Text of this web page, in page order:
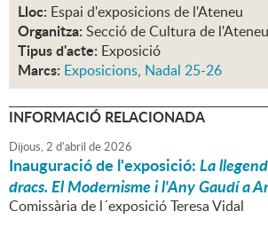
Lloc: Espai d'exposicions de l'Ateneu
Organitza: Secció de Cultura de l'Ateneu
Tipus d'acte: Exposició
Marcs: Exposicions, Nadal 25-26
INFORMACIÓ RELACIONADA
Dijous,2 d'abril de2026
Inauguració de l'exposició:La
dracs. El Modernisme i l'Any Gaudí a
Comissària de l´exposició Teresa Vidal